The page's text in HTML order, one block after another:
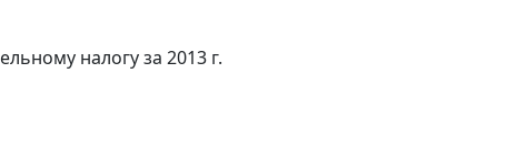
налогу за 2013 г.